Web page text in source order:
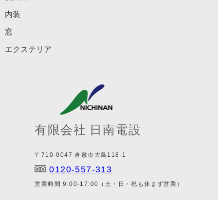
内装
窓
エクステリア
有限会社 日南電設
〒710-0047 倉敷市大島118-1
0120-557-313
営業時間 9:00-17:00（土・日・祝も休まず営業）